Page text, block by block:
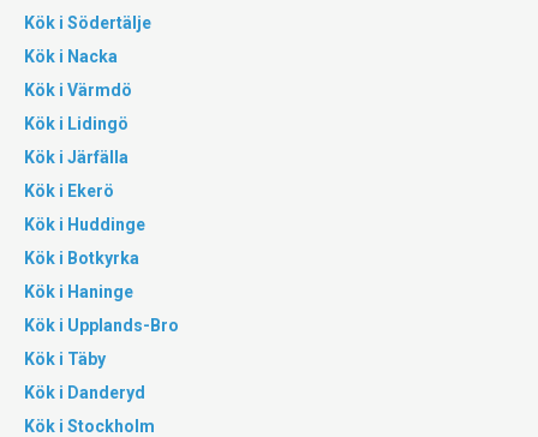
Kök i Södertälje
Kök i Nacka
Kök i Värmdö
Kök i Lidingö
Kök i Järfälla
Kök i Ekerö
Kök i Huddinge
Kök i Botkyrka
Kök i Haninge
Kök i Upplands-Bro
Kök i Täby
Kök i Danderyd
Kök i Stockholm